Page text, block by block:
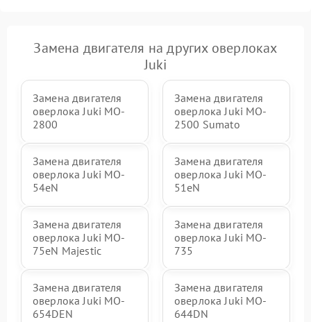
Замена двигателя на других оверлоках
Juki
Замена двигателя
оверлока Juki MO-
2800
Замена двигателя
оверлока Juki MO-
2500 Sumato
Замена двигателя
оверлока Juki MO-
54eN
Замена двигателя
оверлока Juki MO-
51eN
Замена двигателя
оверлока Juki MO-
75eN Majestic
Замена двигателя
оверлока Juki MO-
735
Замена двигателя
оверлока Juki MO-
654DEN
Замена двигателя
оверлока Juki MO-
644DN